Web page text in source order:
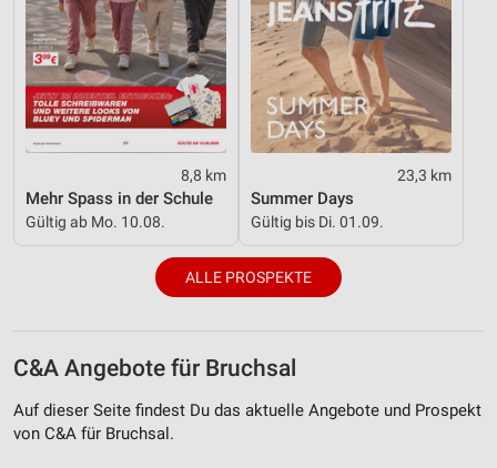
8,8 km
Mehr Spass in der Schule
Gültig ab Mo. 10.08.
23,3 km
Summer Days
Gültig bis Di. 01.09.
ALLE PROSPEKTE
C&A Angebote für Bruchsal
Auf dieser Seite findest Du das aktuelle Angebote und Prospekt
von C&A für Bruchsal.
Funktional
Werbung